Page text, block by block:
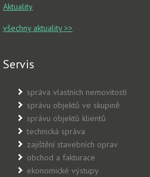
Aktuality
všechny aktuality >>
Servis
správa vlastních nemovitostí
správu objektů ve skupině
správu objektů klientů
technická správa
zajištění stavebních oprav
obchod a fakturace
ekonomické výstupy